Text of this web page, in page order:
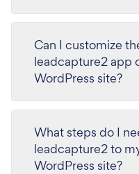
Can I customize
leadcapture2 app
WordPress site?
What steps do I
leadcapture2 to
WordPress site?